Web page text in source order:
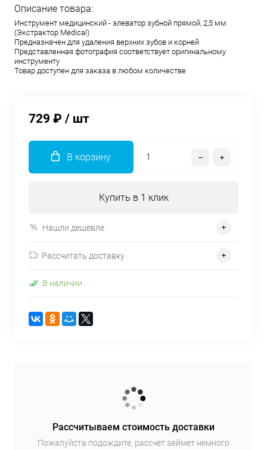
Описание товара:
Инструмент медицинский - элеватор зубной прямой, 2,5 мм
(Экстрактор Medical)
Предназначен для удаления верхних зубов и корней
Представленная фотография соответствует оригинальному
инструменту
Товар доступен для заказа в любом количестве
729 ₽ / шт
В корзину
Купить в 1 клик
Нашли дешевле
Рассчитать доставку
В наличии
Рассчитываем стоимость доставки
Пожалуйста подождите, рассчет займет немного